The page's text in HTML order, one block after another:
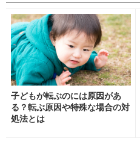
子どもが転ぶのには原因があ
る？転ぶ原因や特殊な場合の対
処法とは